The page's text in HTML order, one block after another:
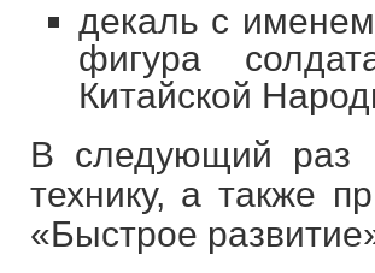
декаль с
фигура
Китайской
В следующий раз
технику, а также
«Быстрое